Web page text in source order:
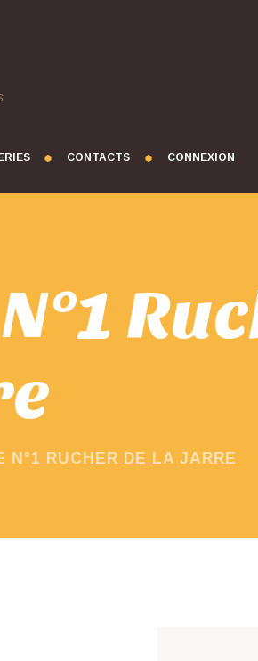
CONTACTS CONNEXION
N°1 RUCHER DE LA JARRE